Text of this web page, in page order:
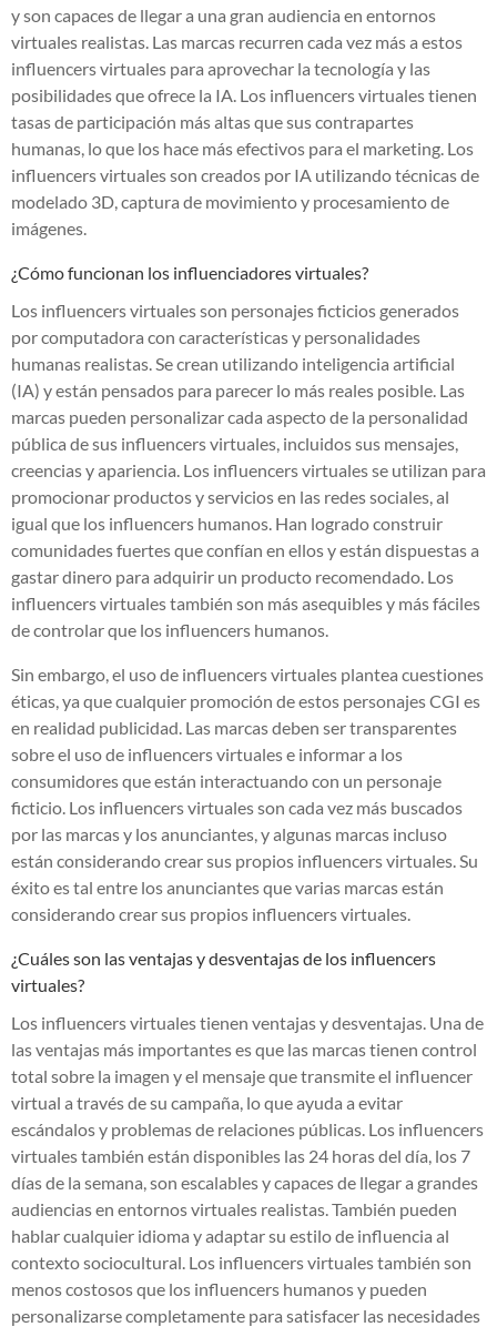
y son capaces de llegar a una gran audiencia en entornos
virtuales realistas. Las marcas recurren cada vez más a estos
influencers virtuales para aprovechar la tecnología y las
posibilidades que ofrece la IA. Los influencers virtuales tienen
tasas de participación más altas que sus contrapartes
humanas, lo que los hace más efectivos para el marketing. Los
influencers virtuales son creados por IA utilizando técnicas de
modelado 3D, captura de movimiento y procesamiento de
imágenes.
¿Cómo funcionan los influenciadores virtuales?
Los influencers virtuales son personajes ficticios generados
por computadora con características y personalidades
humanas realistas. Se crean utilizando inteligencia artificial
(IA) y están pensados para parecer lo más reales posible. Las
marcas pueden personalizar cada aspecto de la personalidad
pública de sus influencers virtuales, incluidos sus mensajes,
creencias y apariencia. Los influencers virtuales se utilizan para
promocionar productos y servicios en las redes sociales, al
igual que los influencers humanos. Han logrado construir
comunidades fuertes que confían en ellos y están dispuestas a
gastar dinero para adquirir un producto recomendado. Los
influencers virtuales también son más asequibles y más fáciles
de controlar que los influencers humanos.
Sin embargo, el uso de influencers virtuales plantea cuestiones
éticas, ya que cualquier promoción de estos personajes CGI es
en realidad publicidad. Las marcas deben ser transparentes
sobre el uso de influencers virtuales e informar a los
consumidores que están interactuando con un personaje
ficticio. Los influencers virtuales son cada vez más buscados
por las marcas y los anunciantes, y algunas marcas incluso
están considerando crear sus propios influencers virtuales. Su
éxito es tal entre los anunciantes que varias marcas están
considerando crear sus propios influencers virtuales.
¿Cuáles son las ventajas y desventajas de los influencers
virtuales?
Los influencers virtuales tienen ventajas y desventajas. Una de
las ventajas más importantes es que las marcas tienen control
total sobre la imagen y el mensaje que transmite el influencer
virtual a través de su campaña, lo que ayuda a evitar
escándalos y problemas de relaciones públicas. Los influencers
virtuales también están disponibles las 24 horas del día, los 7
días de la semana, son escalables y capaces de llegar a grandes
audiencias en entornos virtuales realistas. También pueden
hablar cualquier idioma y adaptar su estilo de influencia al
contexto sociocultural. Los influencers virtuales también son
menos costosos que los influencers humanos y pueden
personalizarse completamente para satisfacer las necesidades